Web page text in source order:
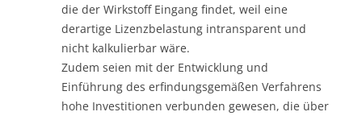
die der Wirkstoff Eingang findet, weil eine
derartige Lizenzbelastung intransparent und
nicht kalkulierbar wäre.
Zudem seien mit der Entwicklung und
Einführung des erfindungsgemäßen Verfahrens
hohe Investitionen verbunden gewesen, die über